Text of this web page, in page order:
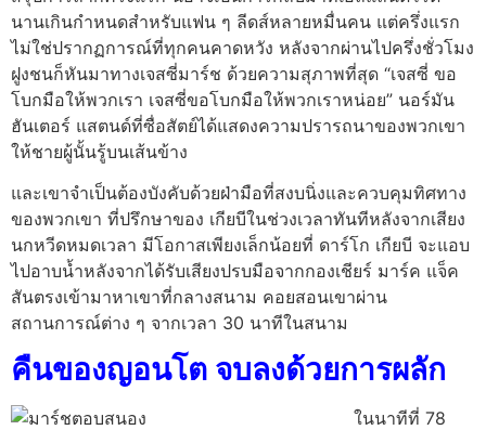
นานเกินกำหนดสำหรับแฟน ๆ ลีดส์หลายหมื่นคน แต่ครึ่งแรก
ไม่ใช่ปรากฏการณ์ที่ทุกคนคาดหวัง หลังจากผ่านไปครึ่งชั่วโมง
ฝูงชนก็หันมาทางเจสซี่มาร์ช ด้วยความสุภาพที่สุด “เจสซี่ ขอ
โบกมือให้พวกเรา เจสซี่ขอโบกมือให้พวกเราหน่อย” นอร์มัน
ฮันเตอร์ แสตนด์ที่ซื่อสัตย์ได้แสดงความปรารถนาของพวกเขา
ให้ชายผู้นั้นรู้บนเส้นข้าง
และเขาจำเป็นต้องบังคับด้วยฝ่ามือที่สงบนิ่งและควบคุมทิศทาง
ของพวกเขา ที่ปรึกษาของ เกียบีในช่วงเวลาทันทีหลังจากเสียง
นกหวีดหมดเวลา มีโอกาสเพียงเล็กน้อยที่ ดาร์โก เกียบี จะแอบ
ไปอาบน้ำหลังจากได้รับเสียงปรบมือจากกองเชียร์ มาร์ค แจ็ค
สันตรงเข้ามาหาเขาที่กลางสนาม คอยสอนเขาผ่าน
สถานการณ์ต่าง ๆ จากเวลา 30 นาทีในสนาม
คืนของญอนโต จบลงด้วยการผลัก
ในนาทีที่ 78